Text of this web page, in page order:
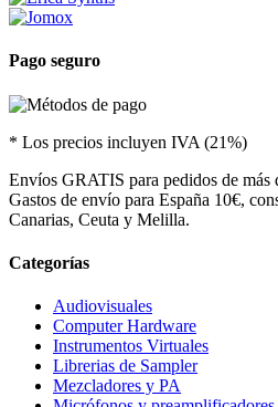
Pago seguro
* Los precios incluyen IVA (21%)
Envíos GRATIS para pedidos de más
Gastos de envío para España 10€,
Canarias, Ceuta y Melilla.
Categorías
Audiovisuales
Computer Hardware
Instrumentos Virtuales
Librerias de Sampler
Mezcladores y PA